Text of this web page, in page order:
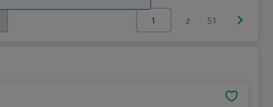
Wybierz stronę:
z 51